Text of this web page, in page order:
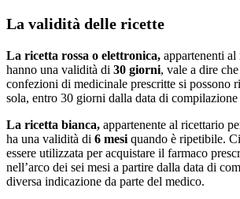
La validità delle ricette
La ricetta rossa o elettronica, appartenenti
hanno una validità di 30 giorni, vale a dire
confezioni di medicinale prescritte si possono
sola, entro 30 giorni dalla data di
La ricetta bianca, appartenente al ricettario
ha una validità di 6 mesi quando è ripetibile.
essere utilizzata per acquistare il farmaco
nell’arco dei sei mesi a partire dalla data di
diversa indicazione da parte del medico.